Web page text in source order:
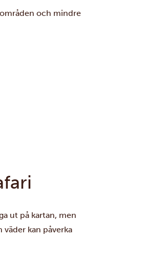
och mindre
ut på kartan, men
kan påverka